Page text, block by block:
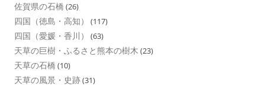
佐賀県の石橋 (26)
四国（徳島・高知） (117)
四国（愛媛・香川） (63)
天草の巨樹・ふるさと熊本の樹木 (23)
天草の石橋 (10)
天草の風景・史跡(31)